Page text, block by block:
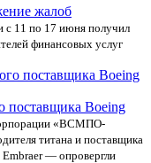
жалоб
с 11 по 17 июня получил
финансовых услуг
поставщика Boeing
«ВСМПО-
титана и поставщика
Embraer — опровергли